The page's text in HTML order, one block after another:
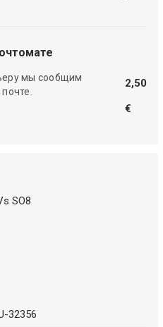
мы сообщим
2,50
€
SO8
32356